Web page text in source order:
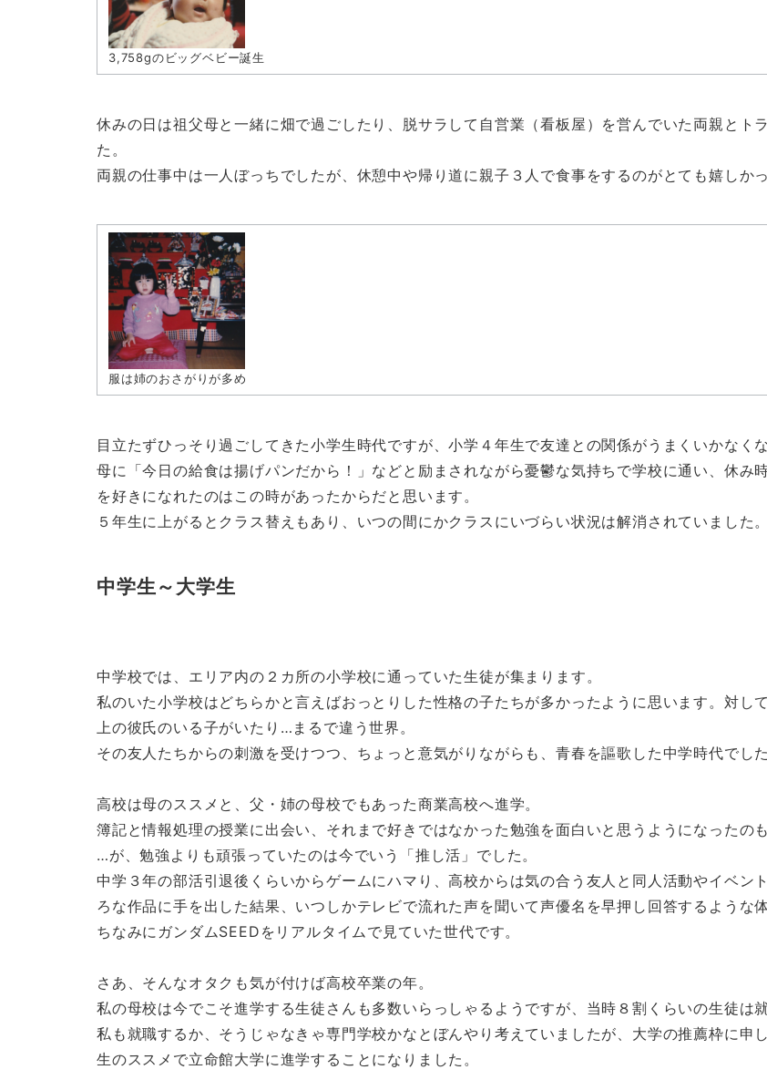
3,758gのビッグベビー誕生
休みの日は祖父母と一緒に畑で過ごしたり、脱サラして自営業（看板屋）を営んでいた両親とト
た。
両親の仕事中は一人ぼっちでしたが、休憩中や帰り道に親子３人で食事をするのがとても嬉しか
服は姉のおさがりが多め
目立たずひっそり過ごしてきた小学生時代ですが、小学４年生で友達との関係がうまくいかなく
母に「今日の給食は揚げパンだから！」などと励まされながら憂鬱な気持ちで学校に通い、休み
を好きになれたのはこの時があったからだと思います。
５年生に上がるとクラス替えもあり、いつの間にかクラスにいづらい状況は解消されていました。
中学生～大学生
中学校では、エリア内の２カ所の小学校に通っていた生徒が集まります。
私のいた小学校はどちらかと言えばおっとりした性格の子たちが多かったように思います。対し
上の彼氏のいる子がいたり…まるで違う世界。
その友人たちからの刺激を受けつつ、ちょっと意気がりながらも、青春を謳歌した中学時代でした
高校は母のススメと、父・姉の母校でもあった商業高校へ進学。
簿記と情報処理の授業に出会い、それまで好きではなかった勉強を面白いと思うようになったのも
…が、勉強よりも頑張っていたのは今でいう「推し活」でした。
中学３年の部活引退後くらいからゲームにハマり、高校からは気の合う友人と同人活動やイベン
ろな作品に手を出した結果、いつしかテレビで流れた声を聞いて声優名を早押し回答するような
ちなみにガンダムSEEDをリアルタイムで見ていた世代です。
さあ、そんなオタクも気が付けば高校卒業の年。
私の母校は今でこそ進学する生徒さんも多数いらっしゃるようですが、当時８割くらいの生徒は就
私も就職するか、そうじゃなきゃ専門学校かなとぼんやり考えていましたが、大学の推薦枠に申
生のススメで立命館大学に進学することになりました。